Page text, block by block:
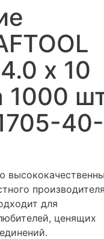
х 10
1000
40-
для
ценящих